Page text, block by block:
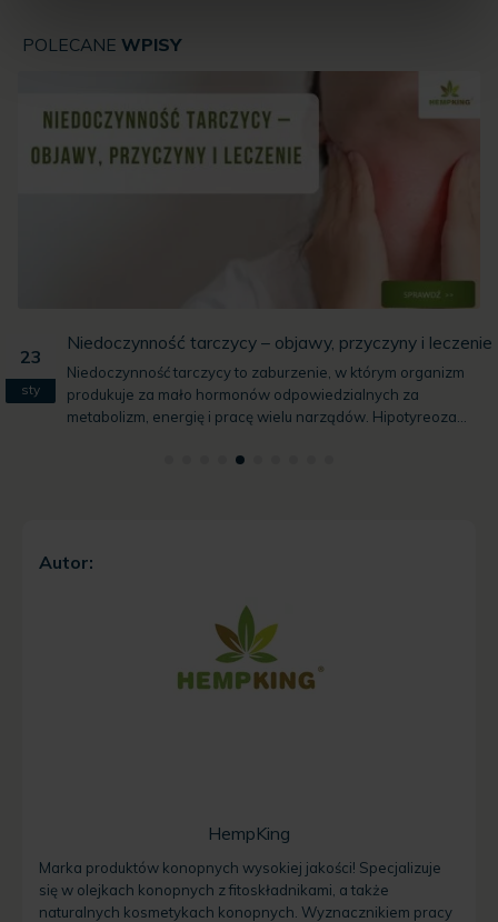
POLECANE WPISY
07
gru
Czym jest opryszczka i jak się objawia?
Czy wiesz, że opryszczka to jedna z najczęstszych infekcji
wirusowych na świecie? Wywołuje ją wirus HSV, który po
pierwszym zakażeniu...
Autor:
HempKing
Marka produktów konopnych wysokiej jakości! Specjalizuje
się w olejkach konopnych z fitoskładnikami, a także
naturalnych kosmetykach konopnych. Wyznacznikiem pracy